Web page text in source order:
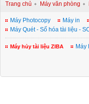
Trang chủ Máy văn phòng
Máy Photocopy Máy in
Máy Quét - Số hóa tài liệu -
Máy hủy tài liệu ZIBA Máy